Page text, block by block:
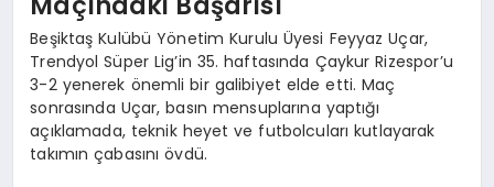
Beşiktaş Kulübü Yönetim Kurulu Üyesi Feyyaz Uçar,
Trendyol Süper Lig’in 35. haftasında Çaykur Rizespor’u
3-2 yenerek önemli bir galibiyet elde etti. Maç
sonrasında Uçar, basın mensuplarına yaptığı
açıklamada, teknik heyet ve futbolcuları kutlayarak
takımın çabasını övdü.